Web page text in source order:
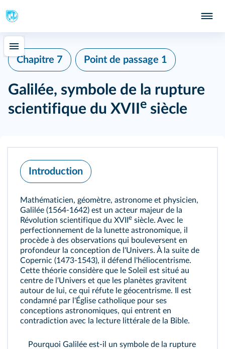
Chapitre 7 Point de passage 1
Galilée, symbole de la rupture
scientifique du XVII e siècle
Introduction
Mathématicien, géomètre, astronome et physicien,
Galilée (1564-1642) est un acteur majeur de la
Révolution scientifique du XVII e siècle. Avec le
perfectionnement de la lunette astronomique, il
procède à des observations qui bouleversent en
profondeur la conception de l'Univers. À la suite de
Copernic (1473-1543), il défend l'héliocentrisme.
Cette théorie considère que le Soleil est situé au
centre de l'Univers et que les planètes gravitent
autour de lui, ce qui réfute le géocentrisme. Il est
condamné par l'Église catholique pour ses
conceptions astronomiques, qui entrent en
contradiction avec la lecture littérale de la Bible.
Pourquoi Galilée est-il un symbole de la rupture